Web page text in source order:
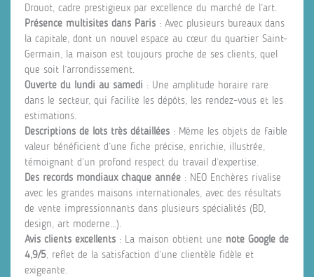
Drouot, cadre prestigieux par excellence du marché de l’art.
Présence multisites dans Paris : Avec plusieurs bureaux dans
la capitale, dont un nouvel espace au cœur du quartier Saint-
Germain, la maison est toujours proche de ses clients, quel
que soit l’arrondissement.
Ouverte du lundi au samedi : Une amplitude horaire rare
dans le secteur, qui facilite les dépôts, les rendez-vous et les
estimations.
Descriptions de lots très détaillées : Même les objets de faible
valeur bénéficient d’une fiche précise, enrichie, illustrée,
témoignant d’un profond respect du travail d’expertise.
Des records mondiaux chaque année : NEO Enchères rivalise
avec les grandes maisons internationales, avec des résultats
de vente impressionnants dans plusieurs spécialités (BD,
design, art moderne…).
Avis clients excellents : La maison obtient une note Google de
4,9/5, reflet de la satisfaction d’une clientèle fidèle et
exigeante.